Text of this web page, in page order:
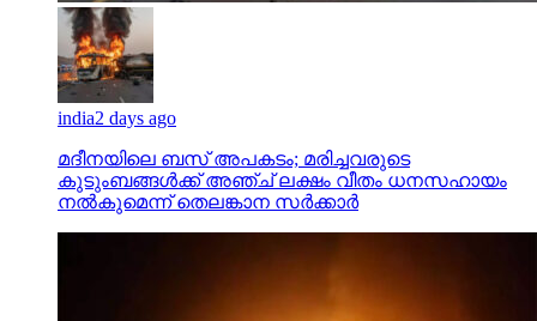
india2 days ago
മദീനയിലെ ബസ് അപകടം; മരിച്ചവരുടെ
കുടുംബങ്ങള്‍ക്ക് അഞ്ച് ലക്ഷം വീതം ധനസഹായം
നല്‍കുമെന്ന് തെലങ്കാന സര്‍ക്കാര്‍